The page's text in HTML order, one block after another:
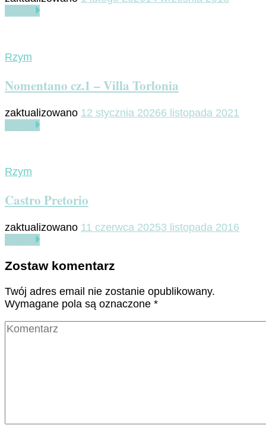
Rzym
Nomentano cz.1 – Villa Torlonia
zaktualizowano 12 stycznia 20266 listopada 2021
Rzym
Castro Pretorio
zaktualizowano 11 czerwca 20253 listopada 2016
Zostaw komentarz
Twój adres email nie zostanie opublikowany.
Wymagane pola są oznaczone *